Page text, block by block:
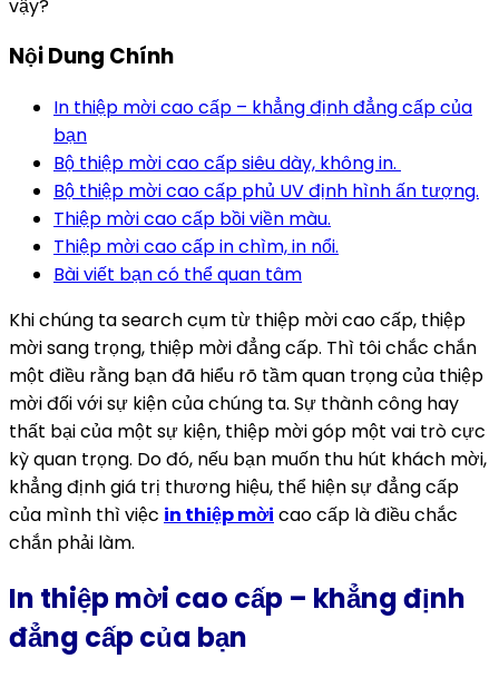
vậy?
Nội Dung Chính
In thiệp mời cao cấp – khẳng định đẳng cấp của
bạn
Bộ thiệp mời cao cấp siêu dày, không in.
Bộ thiệp mời cao cấp phủ UV định hình ấn tượng.
Thiệp mời cao cấp bồi viền màu.
Thiệp mời cao cấp in chìm, in nổi.
Bài viết bạn có thể quan tâm
Khi chúng ta search cụm từ thiệp mời cao cấp, thiệp
mời sang trọng, thiệp mời đẳng cấp. Thì tôi chắc chắn
một điều rằng bạn đã hiểu rõ tầm quan trọng của thiệp
mời đối với sự kiện của chúng ta. Sự thành công hay
thất bại của một sự kiện, thiệp mời góp một vai trò cực
kỳ quan trọng. Do đó, nếu bạn muốn thu hút khách mời,
khẳng định giá trị thương hiệu, thể hiện sự đẳng cấp
của mình thì việc in thiệp mời cao cấp là điều chắc
chắn phải làm.
In thiệp mời cao cấp – khẳng định
đẳng cấp của bạn